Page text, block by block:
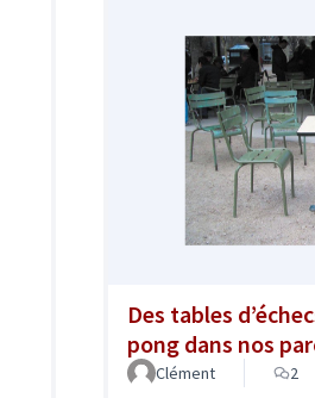
Des tables
pong dans nos
Clément 2